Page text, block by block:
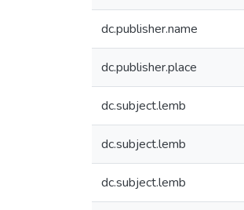
dc.publisher.name
dc.publisher.place
dc.subject.lemb
dc.subject.lemb
dc.subject.lemb